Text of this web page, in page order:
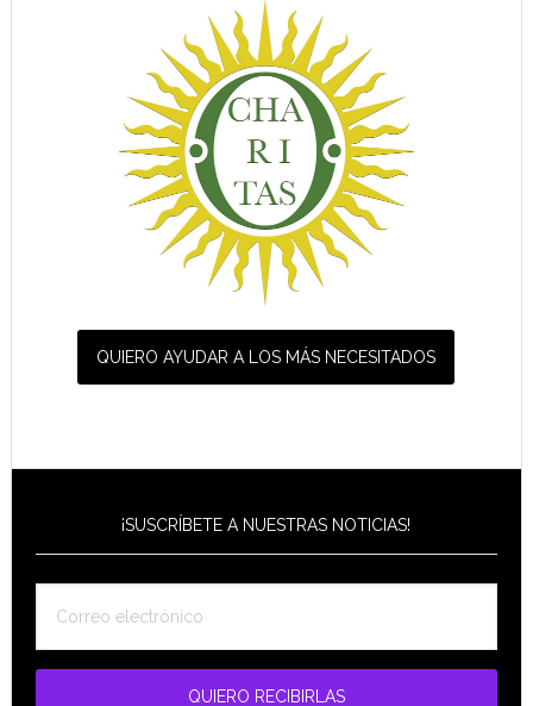
QUIERO AYUDAR A LOS MÁS NECESITADOS
¡SUSCRÍBETE A NUESTRAS NOTICIAS!